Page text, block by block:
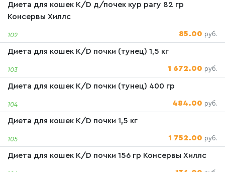
102
Диета для кошек K/D д/почек кур рагу 82 гр
Консервы Хиллс
85.00 руб.
103
Диета для кошек K/D почки (тунец) 1,5 кг
1 672.00 руб.
104
Диета для кошек K/D почки (тунец) 400 гр
484.00 руб.
105
Диета для кошек K/D почки 1,5 кг
1 752.00 руб.
Диета для кошек K/D почки 156 гр Консервы Хиллс